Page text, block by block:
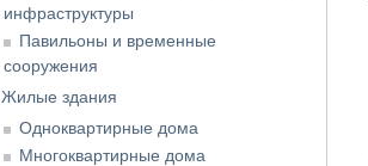
инфраструктуры
Павильоны и временные
сооружения
Жилые здания
Одноквартирные дома
Многоквартирные дома